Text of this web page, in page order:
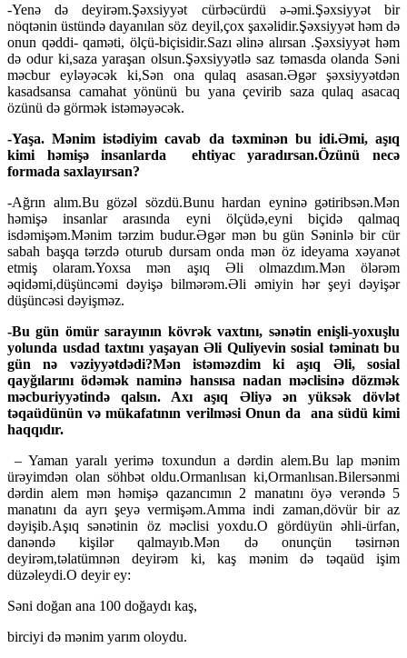
-Yenə də deyirəm.Şəxsiyyət cürbəcürdü ə-əmi.Şəxsiyyət bir
nöqtənin üstündə dayanılan söz deyil,çox şaxəlidir.Şəxsiyyət həm də
onun qəddi- qaməti, ölçü-biçisidir.Sazı əlinə alırsan .Şəxsiyyət həm
də odur ki,saza yaraşan olsun.Şəxsiyyətlə saz təmasda olanda Səni
məcbur eyləyəcək ki,Sən ona qulaq asasan.Əgər şəxsiyyətdən
kasadsansa camahat yönünü bu yana çevirib saza qulaq asacaq
özünü də görmək istəməyəcək.
-Yaşa. Mənim istədiyim cavab da təxminən bu idi.Əmi, aşıq
kimi həmişə insanlarda ehtiyac yaradırsan.Özünü necə
formada saxlayırsan?
-Ağrın alım.Bu gözəl sözdü.Bunu hardan eyninə gətiribsən.Mən
həmişə insanlar arasında eyni ölçüdə,eyni biçidə qalmaq
isdəmişəm.Mənim tərzim budur.Əgər mən bu gün Səninlə bir cür
sabah başqa tərzdə oturub dursam onda mən öz ideyama xəyanət
etmiş olaram.Yoxsa mən aşıq Əli olmazdım.Mən ölərəm
əqidəmi,düşüncəmi dəyişə bilmərəm.Əli əmiyin hər şeyi dəyişər
düşüncəsi dəyişməz.
-Bu gün ömür sarayının kövrək vaxtını, sənətin enişli-yoxuşlu
yolunda usdad taxtını yaşayan Əli Quliyevin sosial təminatı bu
gün nə vəziyyətdədi?Mən istəməzdim ki aşıq Əli, sosial
qayğılarını ödəmək naminə hansısa nadan məclisinə dözmək
məcburiyyətində qalsın. Axı aşıq Əliyə ən yüksək dövlət
təqaüdünün və mükafatının verilməsi Onun da ana südü kimi
haqqıdır.
– Yaman yaralı yerimə toxundun a dərdin alem.Bu lap mənim
ürəyimdən olan söhbət oldu.Ormanlısan ki,Ormanlısan.Bilersənmi
dərdin alem mən həmişə qazancımın 2 manatını öyə verəndə 5
manatını da ayrı şeyə vermişəm.Amma indi zaman,dövür bir az
dəyişib.Aşıq sənətinin öz məclisi yoxdu.O gördüyün əhli-ürfan,
danəndə kişilər qalmayıb.Mən də onunçün təsirnən
deyirəm,təlatümnən deyirəm ki, kaş mənim də təqaüd işim
düzəleydi.O deyir ey:
Səni doğan ana 100 doğaydı kaş,
birciyi də mənim yarım oloydu.